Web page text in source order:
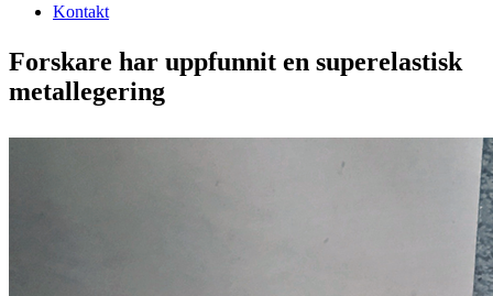
Kontakt
Forskare har uppfunnit en superelastisk
metallegering